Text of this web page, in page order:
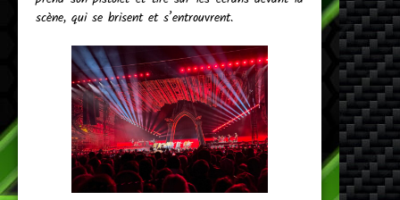
scène, qui se brisent et s’entrouvrent.